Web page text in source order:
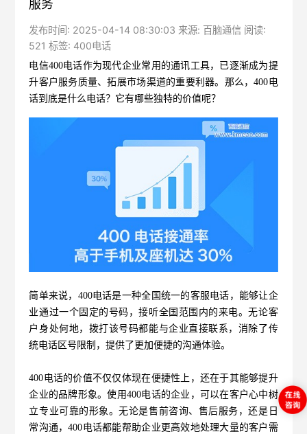
服务
发布时间: 2025-04-14 08:30:03 来源: 百脑通信 阅读:
521 标签: 400电话
电信400电话作为现代企业常用的通讯工具，已逐渐成为提
升客户服务质量、拓展市场渠道的重要利器。那么，400电
话到底是什么电话？它有哪些独特的价值呢？
简单来说，400电话是一种全国统一的客服电话，能够让企
业通过一个固定的号码，接听全国范围内的来电。无论客
户身处何地，拨打该号码都能与企业直接联系，消除了传
统电话区号限制，提供了更加便捷的沟通体验。
400电话的价值不仅仅体现在便捷性上，还在于其能够提升
企业的品牌形象。使用400电话的企业，可以在客户心中树
立专业可靠的形象。无论是售前咨询、售后服务，还是日
常沟通，400电话都能帮助企业更高效地处理大量的客户需